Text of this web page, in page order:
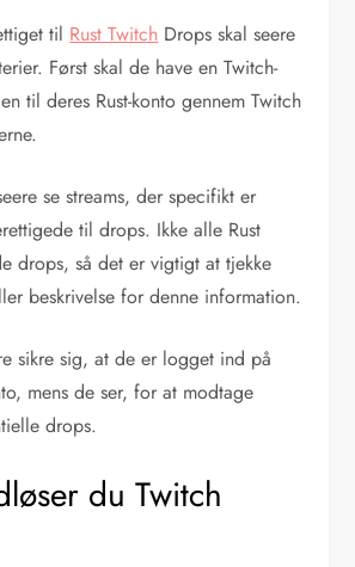
til Rust Twitch Drops skal seere
Først skal de have en Twitch-
til deres Rust-konto gennem Twitch
se streams, der specifikt er
til drops. Ikke alle Rust
drops, så det er vigtigt at tjekke
beskrivelse for denne information.
sikre sig, at de er logget ind på
mens de ser, for at modtage
drops.
du Twitch